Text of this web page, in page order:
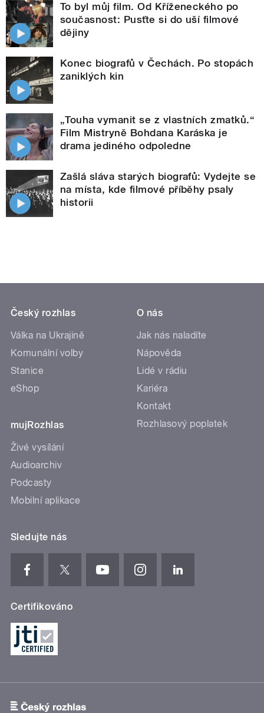
To byl můj film. Od Kříženeckého po
současnost: Pusťte si do uší filmové
dějiny
Konec biografů v Čechách. Po stopách
zaniklých kin
„Touha vymanit se z vlastních zmatků.“
Film Mistryně Bohdana Karáska je
drama jediného odpoledne
Zašlá sláva starých biografů: Vydejte se
na místa, kde filmové příběhy psaly
historii
Český rozhlas
Válka na Ukrajině
Komunální volby
Stanice
eShop
mujRozhlas
Živé vysílání
Audioarchiv
Podcasty
Mobilní aplikace
O nás
Jak nás naladíte
Nápověda
Lidé v rádiu
Kariéra
Kontakt
Rozhlasový poplatek
Sledujte nás
Certifikováno